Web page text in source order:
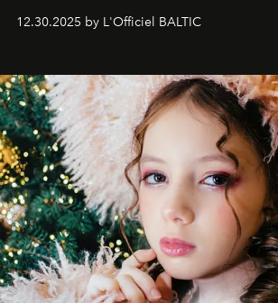
May 2026 bring growth, inspiration,
achievements.
12.30.2025 by L'Officiel BALTIC